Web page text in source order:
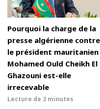
Pourquoi la charge de la
presse algérienne contre
le président mauritanien
Mohamed Ould Cheikh El
Ghazouni est-elle
irrecevable
Lecture de 3 minutes